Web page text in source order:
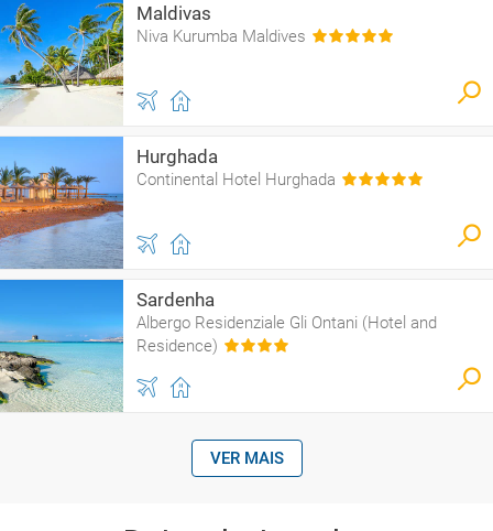
Maldivas
Niva Kurumba Maldives
Hurghada
Continental Hotel Hurghada
Sardenha
Albergo Residenziale Gli Ontani (Hotel and
Residence)
VER MAIS